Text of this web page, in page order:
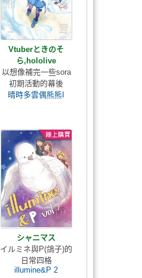
Vtuberときのそ
ら,hololive
以想像補完一些sora
初期活動的幕後
晴時多雲偶熊熊I
シャニマス
イルミネ與P(鴿子)的
日常四格
illumine&P 2